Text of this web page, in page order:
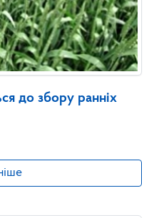
до збору ранніх